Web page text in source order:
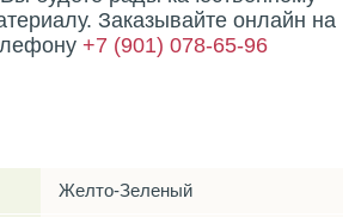
Заказывайте онлайн на
+7 (901) 078-65-96
Желто-Зеленый